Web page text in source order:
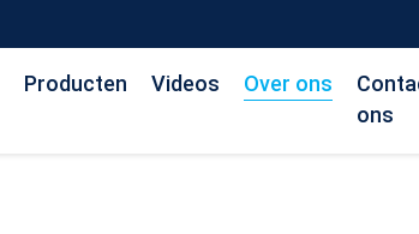
Producten Videos Over ons
ons